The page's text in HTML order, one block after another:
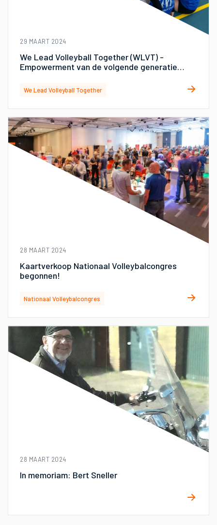
29 MAART 2024
We Lead Volleyball Together (WLVT) -
Empowerment van de volgende generatie
We Lead Volleyball Together
28 MAART 2024
Kaartverkoop Nationaal Volleybalcongres
begonnen!
Nationaal Volleybalcongres
28 MAART 2024
In memoriam: Bert Sneller